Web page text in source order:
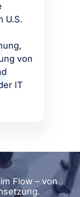
U.S.
von
IT
Flow – von